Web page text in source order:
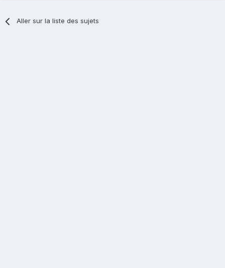
Aller sur la liste des sujets